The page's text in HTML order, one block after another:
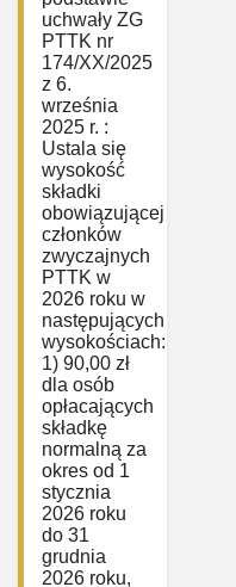
uchwały ZG
PTTK nr
174/XX/2025
z 6.
września
2025 r. :
Ustala się
wysokość
składki
obowiązującej
członków
zwyczajnych
PTTK w
2026 roku w
następujących
wysokościach:
1) 90,00 zł
dla osób
opłacających
składkę
normalną za
okres od 1
stycznia
2026 roku
do 31
grudnia
2026 roku,